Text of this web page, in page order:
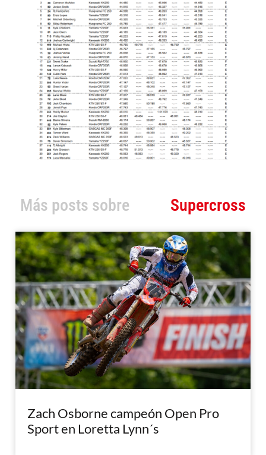
Más posts sobre Supercross
Zach Osborne campeón Open Pro
Sport en Loretta Lynn´s